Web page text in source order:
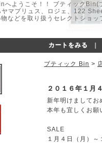
へようこそ！！ ブティック
マプリュス、ロジェ、122
物などを取り扱うセレクトショ
カートをみる
ブティック Bin >
２０１６年１月
新年明けましてお
本年も宜しくお願
SALE
１月４日（月）